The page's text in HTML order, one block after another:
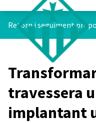
Retorn i seguiment
travessera
implantant